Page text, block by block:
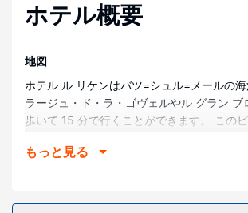
ホテル概要
地図
ホテル ル リケンはバツ=シュル=メールの
ラージュ・ド・ラ・ゴヴェルやル グラン ブ
歩いて 15 分で行くことができます。 この
デ コングレ ドゥ ラ ボルまで 5.6 km の場所
それぞれ異なる装飾のが施された、全部で
もっと見る